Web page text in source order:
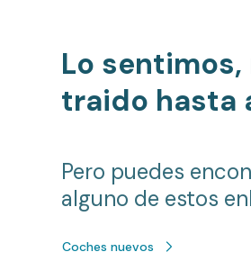
Lo
traido hasta
Pero puedes
alguno de estos
Coches nuevos